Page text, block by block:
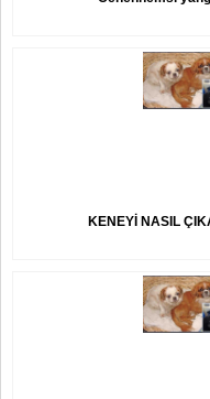
KENEYİ NASIL